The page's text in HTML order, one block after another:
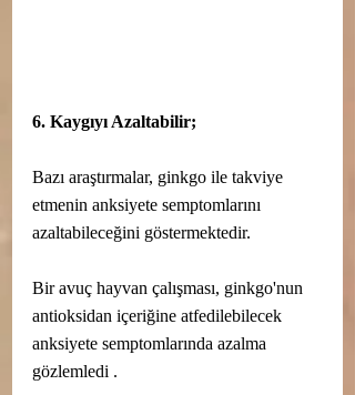
6. Kaygıyı Azaltabilir;
Bazı araştırmalar, ginkgo ile takviye
etmenin anksiyete semptomlarını
azaltabileceğini göstermektedir.
Bir avuç hayvan çalışması, ginkgo'nun
antioksidan içeriğine atfedilebilecek
anksiyete semptomlarında azalma
gözlemledi .